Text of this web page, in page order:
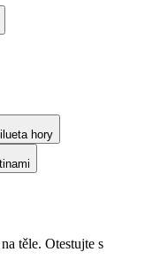
hory
těle. Otestujte s